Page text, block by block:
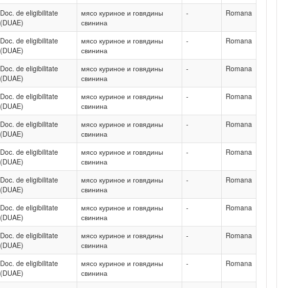
Doc. de eligibilitate
(DUAE)
мясо куриное и говядины
свинина
- Romana
Doc. de eligibilitate
(DUAE)
мясо куриное и говядины
свинина
- Romana
Doc. de eligibilitate
(DUAE)
мясо куриное и говядины
свинина
- Romana
Doc. de eligibilitate
(DUAE)
мясо куриное и говядины
свинина
- Romana
Doc. de eligibilitate
(DUAE)
мясо куриное и говядины
свинина
- Romana
Doc. de eligibilitate
(DUAE)
мясо куриное и говядины
свинина
- Romana
Doc. de eligibilitate
(DUAE)
мясо куриное и говядины
свинина
- Romana
Doc. de eligibilitate
(DUAE)
мясо куриное и говядины
свинина
- Romana
Doc. de eligibilitate
(DUAE)
мясо куриное и говядины
свинина
- Romana
Doc. de eligibilitate
(DUAE)
мясо куриное и говядины
свинина
- Romana